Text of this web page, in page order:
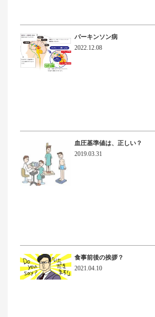
パーキンソン病
2022.12.08
血圧基準値は、正しい？
2019.03.31
食事前後の挨拶？
2021.04.10